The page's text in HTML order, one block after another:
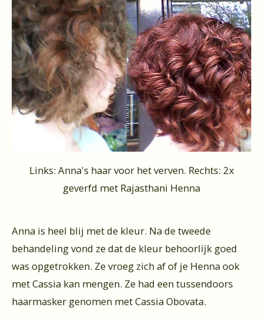
Links: Anna's haar voor het verven. Rechts: 2x
geverfd met Rajasthani Henna
Anna is heel blij met de kleur. Na de tweede
behandeling vond ze dat de kleur behoorlijk goed
was opgetrokken. Ze vroeg zich af of je Henna ook
met Cassia kan mengen. Ze had een tussendoors
haarmasker genomen met Cassia Obovata.